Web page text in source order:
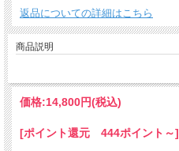
返品についての詳細はこちら
商品説明
価格:14,800円(税込)
[ポイント還元 444ポイント～]